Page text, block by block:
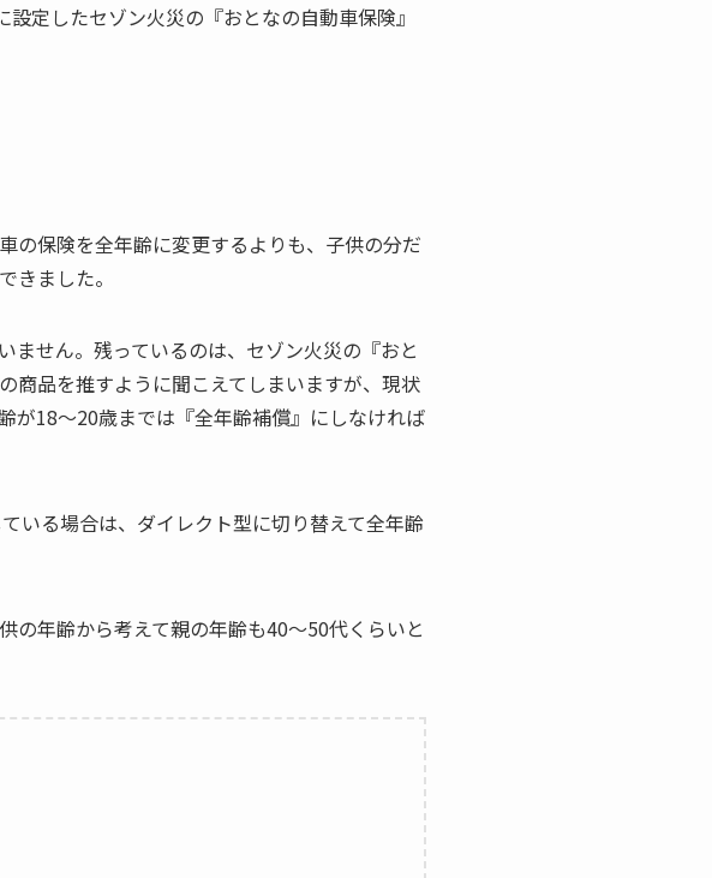
定したセゾン火災の『おとなの自動車保険』
の保険を全年齢に変更するよりも、子供の分だ
きました。
ません。残っているのは、セゾン火災の『おと
商品を推すように聞こえてしまいますが、現状
が18～20歳までは『全年齢補償』にしなければ
いる場合は、ダイレクト型に切り替えて全年齢
の年齢から考えて親の年齢も40～50代くらいと